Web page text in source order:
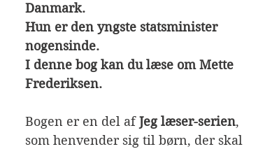
Danmark.
Hun er den yngste statsminister
nogensinde.
I denne bog kan du læse om Mette
Frederiksen.
Bogen er en del af Jeg læser-serien,
som henvender sig til børn, der skal